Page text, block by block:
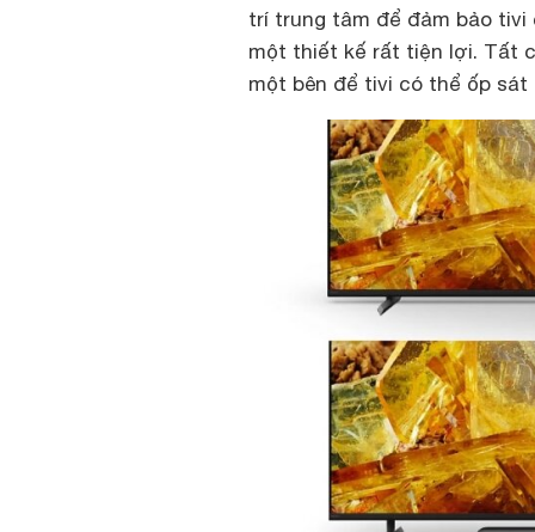
trí trung tâm để đảm bảo
một thiết kế rất tiện lợi. Tất
một bên để tivi có thể ốp